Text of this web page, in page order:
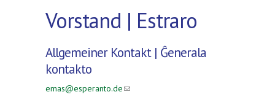
Vorstand | Estraro
Allgemeiner Kontakt | Ĝenerala
kontakto
emas@esperanto.de(link sends e-mail)